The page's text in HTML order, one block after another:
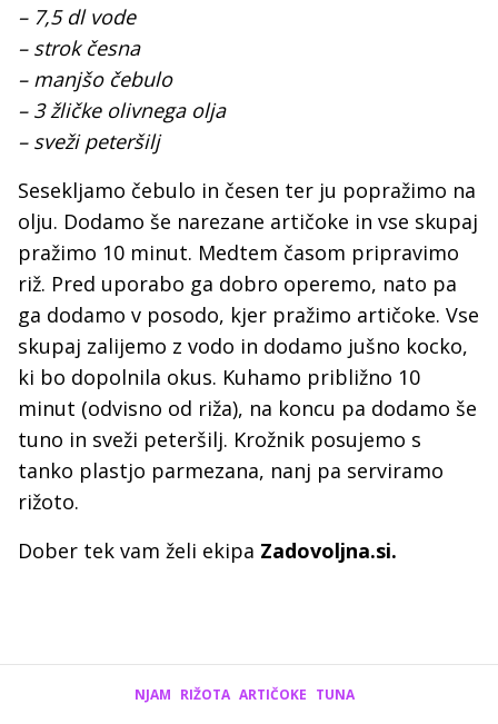
– 7,5 dl vode
– strok česna
– manjšo čebulo
– 3 žličke olivnega olja
– sveži peteršilj
Sesekljamo čebulo in česen ter ju popražimo na
olju. Dodamo še narezane artičoke in vse skupaj
pražimo 10 minut. Medtem časom pripravimo
riž. Pred uporabo ga dobro operemo, nato pa
ga dodamo v posodo, kjer pražimo artičoke. Vse
skupaj zalijemo z vodo in dodamo jušno kocko,
ki bo dopolnila okus. Kuhamo približno 10
minut (odvisno od riža), na koncu pa dodamo še
tuno in sveži peteršilj. Krožnik posujemo s
tanko plastjo parmezana, nanj pa serviramo
rižoto.
Dober tek vam želi ekipa Zadovoljna.si.
NJAM RIŽOTA ARTIČOKE TUNA